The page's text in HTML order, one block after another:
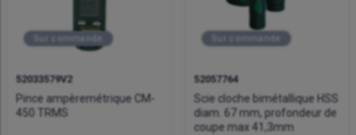
Sur commande
52033579V2
Pince ampèremétrique CM-
450 TRMS
Sur commande
52057764
Scie cloche bimétallique HSS
diam. 67 mm, profondeur de
coupe max 41,3mm